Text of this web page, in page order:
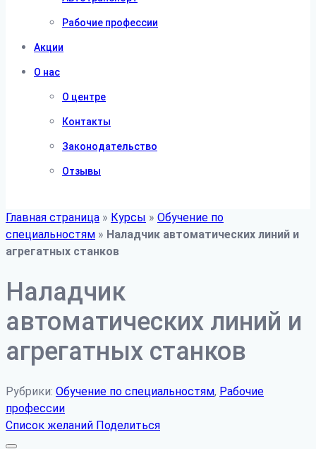
Рабочие профессии
Акции
О нас
О центре
Контакты
Законодательство
Отзывы
Главная страница » Курсы » Обучение по
специальностям » Наладчик автоматических линий и
агрегатных станков
Наладчик
автоматических линий и
агрегатных станков
Рубрики: Обучение по специальностям, Рабочие
профессии
Список желаний Поделиться